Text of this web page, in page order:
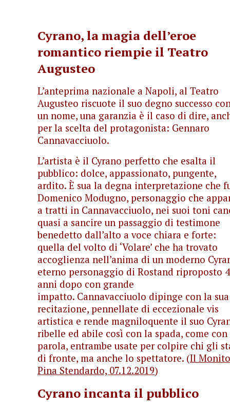
Cyrano, la magia dell’eroe
romantico riempie il Teatro
Augusteo
L’anteprima nazionale a Napoli, al Teatro
Augusteo riscuote il suo degno successo
un nome, una garanzia è il caso di dire,
per la scelta del protagonista: Gennaro
Cannavacciuolo.
L’artista è il Cyrano perfetto che esalta il
pubblico: dolce, appassionato, pungente,
ardito. È sua la degna interpretazione che
Domenico Modugno, personaggio che
a tratti in Cannavacciuolo, nei suoi toni
quasi a sancire un passaggio di testimone
benedetto dall’alto a voce chiara e forte:
quella del volto di ‘Volare’ che ha trovato
accoglienza nell’anima di un moderno
eterno personaggio di Rostand riproposto
anni dopo con grande
impatto. Cannavacciuolo dipinge con la sua
recitazione, pennellate di eccezionale vis
artistica e rende magniloquente il suo
ribelle ed abile così con la spada, come
parola, entrambe usate per colpire chi gli
di fronte, ma anche lo spettatore. (Il
Pina Stendardo, 07.12.2019)
Cyrano incanta il pubblico